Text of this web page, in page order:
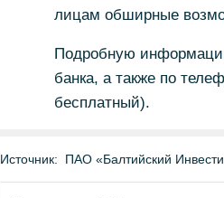
лицам обширные
Подробную
банка, а также по
бесплатный).
Источник: ПАО «Балтийский